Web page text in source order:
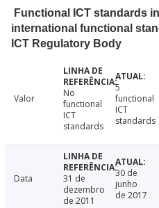
Functional ICT standards
international functional
ICT Regulatory Body
Valor
No
functional
ICT
standards
5
functional
ICT
standards
Data
31 de
dezembro
de 2011
30 de
junho
de 2017